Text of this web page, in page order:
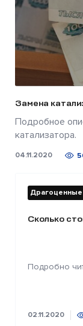
Замена
Подробное
катализатора.
04.11.2020
Сколько
Подробно
02.11.2020